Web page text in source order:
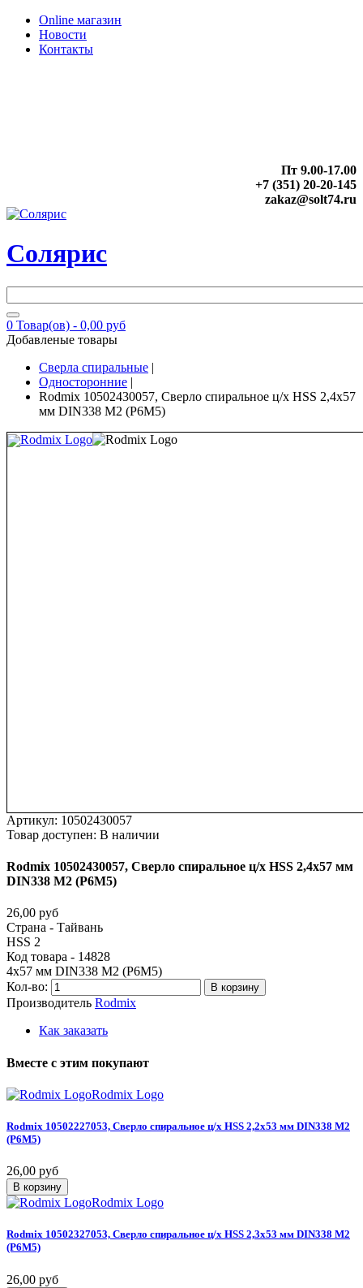
Online магазин
Новости
Контакты
Пт 9.00-17.00
+7 (351) 20-20-145
zakaz@solt74.ru
Солярис
0 Товар(ов) - 0,00 руб
Добавленые товары
Сверла спиральные |
Односторонние |
Rodmix 10502430057, Сверло спиральное ц/х HSS 2,4х57
мм DIN338 М2 (Р6М5)
Rodmix Logo
Артикул: 10502430057
Товар доступен: В наличии
Rodmix 10502430057, Сверло спиральное ц/х HSS 2,4х57 мм
DIN338 М2 (Р6М5)
26,00 руб
Страна - Тайвань
HSS 2
Код товара - 14828
4х57 мм DIN338 М2 (Р6М5)
Кол-во:
В корзину
Производитель Rodmix
Как заказать
Вместе с этим покупают
Rodmix Logo
Rodmix 10502227053, Сверло спиральное ц/х HSS 2,2х53 мм DIN338 М2
(Р6М5)
26,00 руб
В корзину
Rodmix Logo
Rodmix 10502327053, Сверло спиральное ц/х HSS 2,3х53 мм DIN338 М2
(Р6М5)
26,00 руб